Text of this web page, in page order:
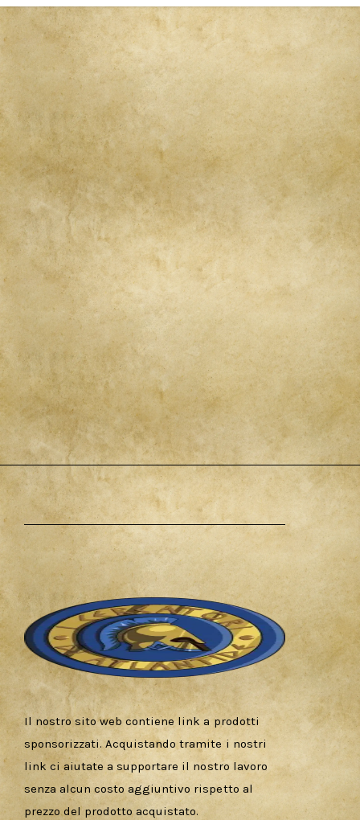
Il nostro sito web contiene link a prodotti
sponsorizzati. Acquistando tramite i nostri
link ci aiutate a supportare il nostro lavoro
senza alcun costo aggiuntivo rispetto al
prezzo del prodotto acquistato.